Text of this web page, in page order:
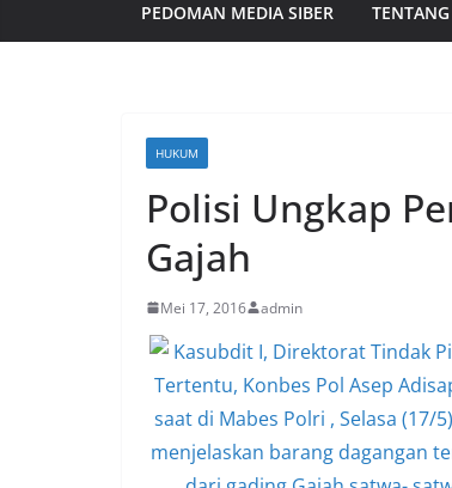
PEDOMAN MEDIA SIBER
HUKUM
Polisi Ungkap
Gajah
Mei 17, 2016 admin